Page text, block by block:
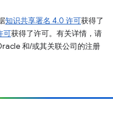
知识共享署名 4.0 许可获得了
可获得了许可。有关详情，请
和/或其关联公司的注册